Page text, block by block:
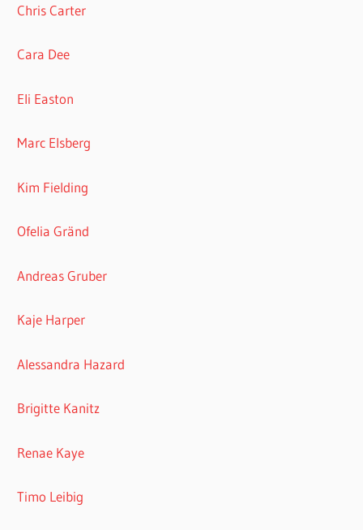
Chris Carter
Cara Dee
Eli Easton
Marc Elsberg
Kim Fielding
Ofelia Gränd
Andreas Gruber
Kaje Harper
Alessandra Hazard
Brigitte Kanitz
Renae Kaye
Timo Leibig